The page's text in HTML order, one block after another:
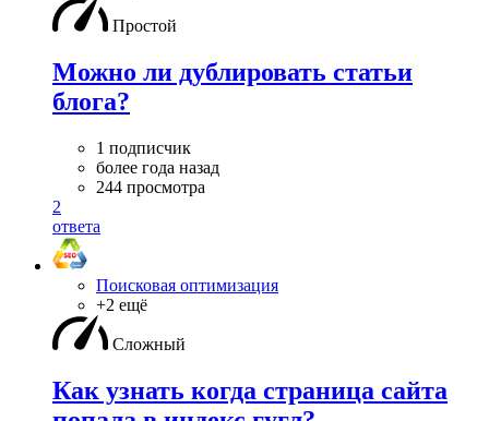
Простой
Можно ли дублировать статьи
блога?
1 подписчик
более года назад
244 просмотра
2
ответа
Поисковая оптимизация
+2 ещё
Сложный
Как узнать когда страница сайта